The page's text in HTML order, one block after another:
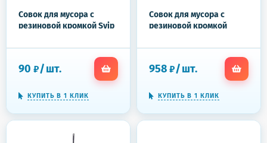
Совок для мусора с
резиновой кромкой Svip
белый (ширина рабочей
кромки в ассортименте)
90 ₽/шт.
КУПИТЬ В 1 КЛИК
Совок для мусора с
резиновой кромкой
пластиковый (ширина
рабочей части 22 см,
длина ручки 80 см, арт.
производителя 146349)
958 ₽/шт.
КУПИТЬ В 1 КЛИК